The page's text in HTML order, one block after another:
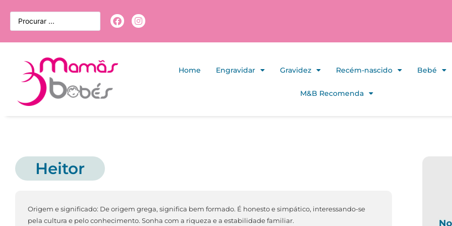
Home Engravidar Gravidez Recém-nascido Bebé
M&B Recomenda
Heitor
Origem e significado: De origem grega, significa bem formado. É honesto e simpático, interessando-se
pela cultura e pelo conhecimento. Sonha com a riqueza e a estabilidade familiar.